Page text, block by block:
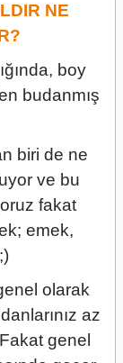
NE
boy
budanmış
biri de ne
ve bu
fakat
emek,
olarak
az
genel